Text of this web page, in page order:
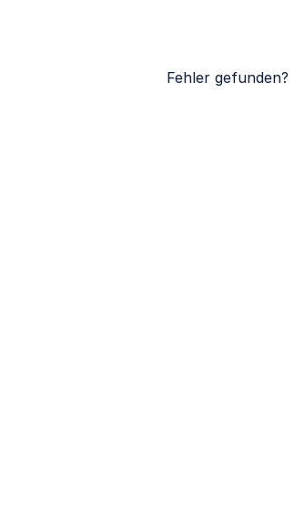
Fehler gefunden?